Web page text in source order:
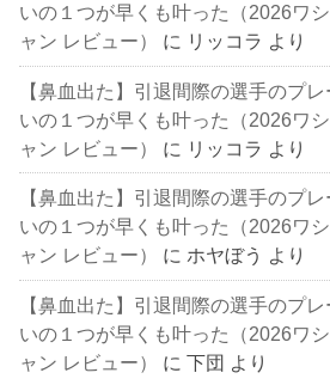
いの１つが早くも叶った（2026ワ
ャン レビュー）
に リッコラ より
【鼻血出た】引退間際の選手のプ
いの１つが早くも叶った（2026ワ
ャン レビュー）
に リッコラ より
【鼻血出た】引退間際の選手のプ
いの１つが早くも叶った（2026ワ
ャン レビュー）
に ホヤぼう より
【鼻血出た】引退間際の選手のプ
いの１つが早くも叶った（2026ワ
ャン レビュー）
に下団 より